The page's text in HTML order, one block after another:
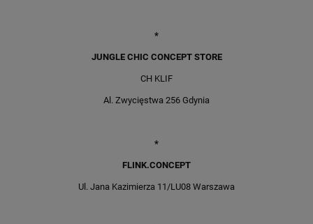
*
JUNGLE CHIC CONCEPT STORE
CH KLIF
Al. Zwycięstwa 256 Gdynia
*
FLINK.CONCEPT
Ul. Jana Kazimierza 11/LU08 Warszawa